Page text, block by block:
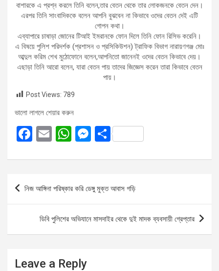
বাশারকে এ প্রশ্ন করলে তিনি বলেন,তার বেতন থেকে তার লোকজনকে বেতন দেন।
এরপর তিনি সাংবাদিককে বলেন আপনি বুঝবেন না কিভাবে ওদের বেতন দেই এটি
গোপন কথা।
এব্যাপারে চাষাড়া জোনের টিআই ইমরানকে ফোন দিলে তিনি ফোন রিসিভ করেনি।
এ বিষয়ে পুলিশ পরিদর্শক (প্রশাসন ও প্রসিকিউশন) ট্রাফিক বিভাগ নারায়ণগঞ্জ মোঃ
আব্দুল করিম শেখ মুঠোফোনে বলেন,আপনিতো জানেনই ওদের বেতন কিভাবে দেয়।
এছাড়া তিনি আরো বলেন, যারা বেতন পায় তাদের জিজ্ঞেস করেন তারা কিভাবে বেতন
পায়।
Post Views: 789
ভালো লাগলে শেয়ার করুন
F
ce
o
o
E
ail
W
at
A
p
p
M
se
g
er
S
ar
Post
নিজ আঙ্গিনা পরিষ্কার করি ডেঙ্গু মুক্ত আবাস গড়ি
ডিবি পুলিশের অভিযানে মাসদাইর থেকে দুই মাদক ব্যবসায়ী গ্রেপ্তার
Leave a Reply